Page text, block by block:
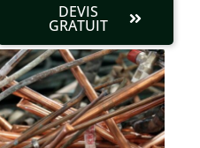
DEVIS
GRATUIT